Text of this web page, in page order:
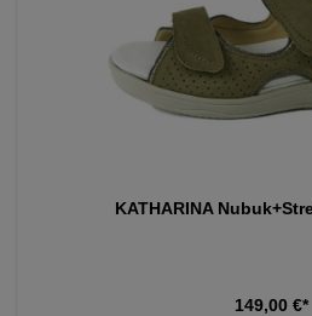
KATHARINA
149,00 €*